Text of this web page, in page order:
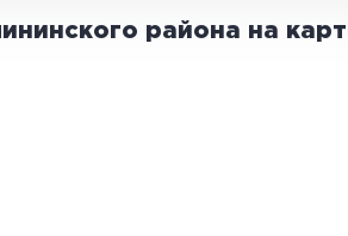
района на